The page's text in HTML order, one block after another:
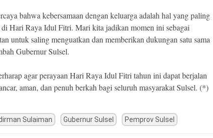
bahwa kebersamaan dengan keluarga adalah hal yang paling
di Hari Raya Idul Fitri. Mari kita jadikan momen ini sebagai
untuk saling menguatkan dan memberikan dukungan satu sama
Gubernur Sulsel.
agar perayaan Hari Raya Idul Fitri tahun ini dapat berjalan
aman, dan penuh berkah bagi seluruh masyarakat Sulsel. (*)
Sulaiman Gubernur Sulsel Pemprov Sulsel